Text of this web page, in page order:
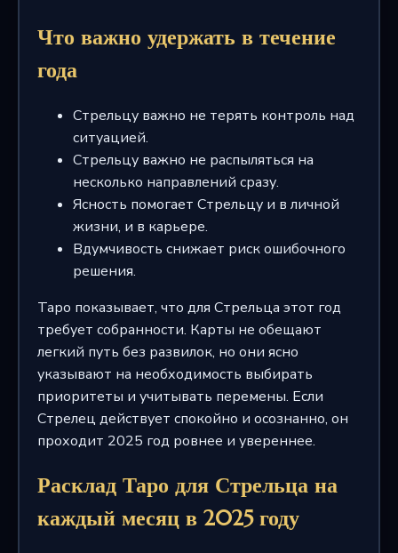
Что важно удержать в течение
года
Стрельцу важно не терять контроль над
ситуацией.
Стрельцу важно не распыляться на
несколько направлений сразу.
Ясность помогает Стрельцу и в личной
жизни, и в карьере.
Вдумчивость снижает риск ошибочного
решения.
Таро показывает, что для Стрельца этот год
требует собранности. Карты не обещают
легкий путь без развилок, но они ясно
указывают на необходимость выбирать
приоритеты и учитывать перемены. Если
Стрелец действует спокойно и осознанно, он
проходит 2025 год ровнее и увереннее.
Расклад Таро для Стрельца на
каждый месяц в 2025 году